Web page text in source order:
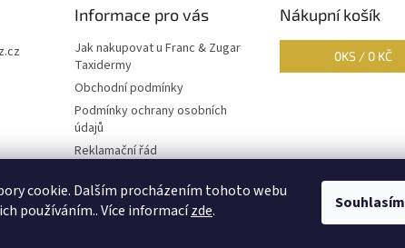
cookie. Dalším procházením tohoto webu
používáním.. Více informacízde. Souhlasím
Informace pro vás
Jak nakupovat u Franc & Zugar
Taxidermy
Obchodní podmínky
Podmínky ochrany osobních
údajů
Reklamační řád
smlouvy
Nákupní košík
0KS / 0 KČ